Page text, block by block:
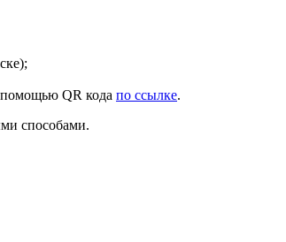
помощью QR кода по ссылке.
способами.